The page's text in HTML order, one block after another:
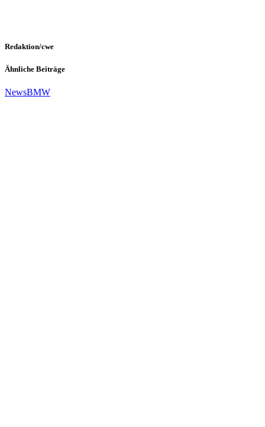
Redaktion/cwe
Ähnliche Beiträge
NewsBMW